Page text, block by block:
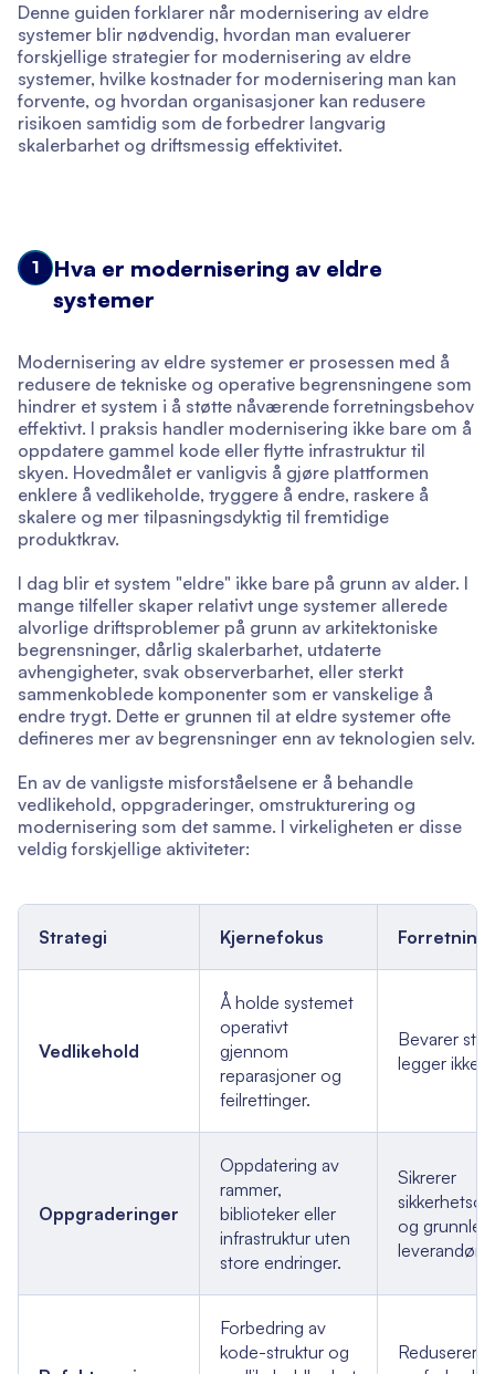
Denne guiden forklarer når modernisering av eldre
systemer blir nødvendig, hvordan man evaluerer
forskjellige strategier for modernisering av eldre
systemer, hvilke kostnader for modernisering man kan
forvente, og hvordan organisasjoner kan redusere
risikoen samtidig som de forbedrer langvarig
skalerbarhet og driftsmessig effektivitet.
1
Hva er modernisering av eldre
systemer
Modernisering av eldre systemer er prosessen med å
redusere de tekniske og operative begrensningene som
hindrer et system i å støtte nåværende forretningsbehov
effektivt. I praksis handler modernisering ikke bare om å
oppdatere gammel kode eller flytte infrastruktur til
skyen. Hovedmålet er vanligvis å gjøre plattformen
enklere å vedlikeholde, tryggere å endre, raskere å
skalere og mer tilpasningsdyktig til fremtidige
produktkrav.
I dag blir et system "eldre" ikke bare på grunn av alder. I
mange tilfeller skaper relativt unge systemer allerede
alvorlige driftsproblemer på grunn av arkitektoniske
begrensninger, dårlig skalerbarhet, utdaterte
avhengigheter, svak observerbarhet, eller sterkt
sammenkoblede komponenter som er vanskelige å
endre trygt. Dette er grunnen til at eldre systemer ofte
defineres mer av begrensninger enn av teknologien selv.
En av de vanligste misforståelsene er å behandle
vedlikehold, oppgraderinger, omstrukturering og
modernisering som det samme. I virkeligheten er disse
veldig forskjellige aktiviteter:
Strategi Kjernefokus
Vedlikehold
Å holde systemet
operativt
gjennom
reparasjoner og
feilrettinger.
Bevarer
legger ikke
Oppgraderinger
Oppdatering av
rammer,
biblioteker eller
infrastruktur uten
store endringer.
Sikrerer
og
Forbedring av
kode-struktur og
Reduserer